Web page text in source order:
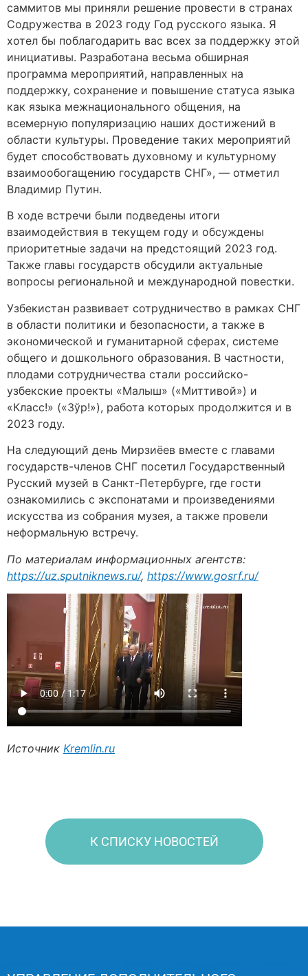
саммитов мы приняли решение провести в странах
Содружества в 2023 году Год русского языка. Я
хотел бы поблагодарить вас всех за поддержку этой
инициативы. Разработана весьма обширная
программа мероприятий, направленных на
поддержку, сохранение и повышение статуса языка
как языка межнационального общения, на
всемерную популяризацию наших достижений в
области культуры. Проведение таких мероприятий
будет способствовать духовному и культурному
взаимообогащению государств СНГ», — отметил
Владимир Путин.
В ходе встречи были подведены итоги
взаимодействия в текущем году и обсуждены
приоритетные задачи на предстоящий 2023 год.
Также главы государств обсудили актуальные
вопросы региональной и международной повестки.
Узбекистан развивает сотрудничество в рамках СНГ
в области политики и безопасности, а также в
экономической и гуманитарной сферах, системе
общего и дошкольного образования. В частности,
плодами сотрудничества стали российско-
узбекские проекты «Малыш» («Миттивой») и
«Класс!» («Зўр!»), работа которых продолжится и в
2023 году.
На следующий день Мирзиёев вместе с главами
государств-членов СНГ посетил Государственный
Русский музей в Санкт-Петербурге, где гости
ознакомились с экспонатами и произведениями
искусства из собрания музея, а также провели
неформальную встречу.
По материалам информационных агентств:
https://uz.sputniknews.ru/, https://www.gosrf.ru/
Источник Kremlin.ru
К СПИСКУ НОВОСТЕЙ